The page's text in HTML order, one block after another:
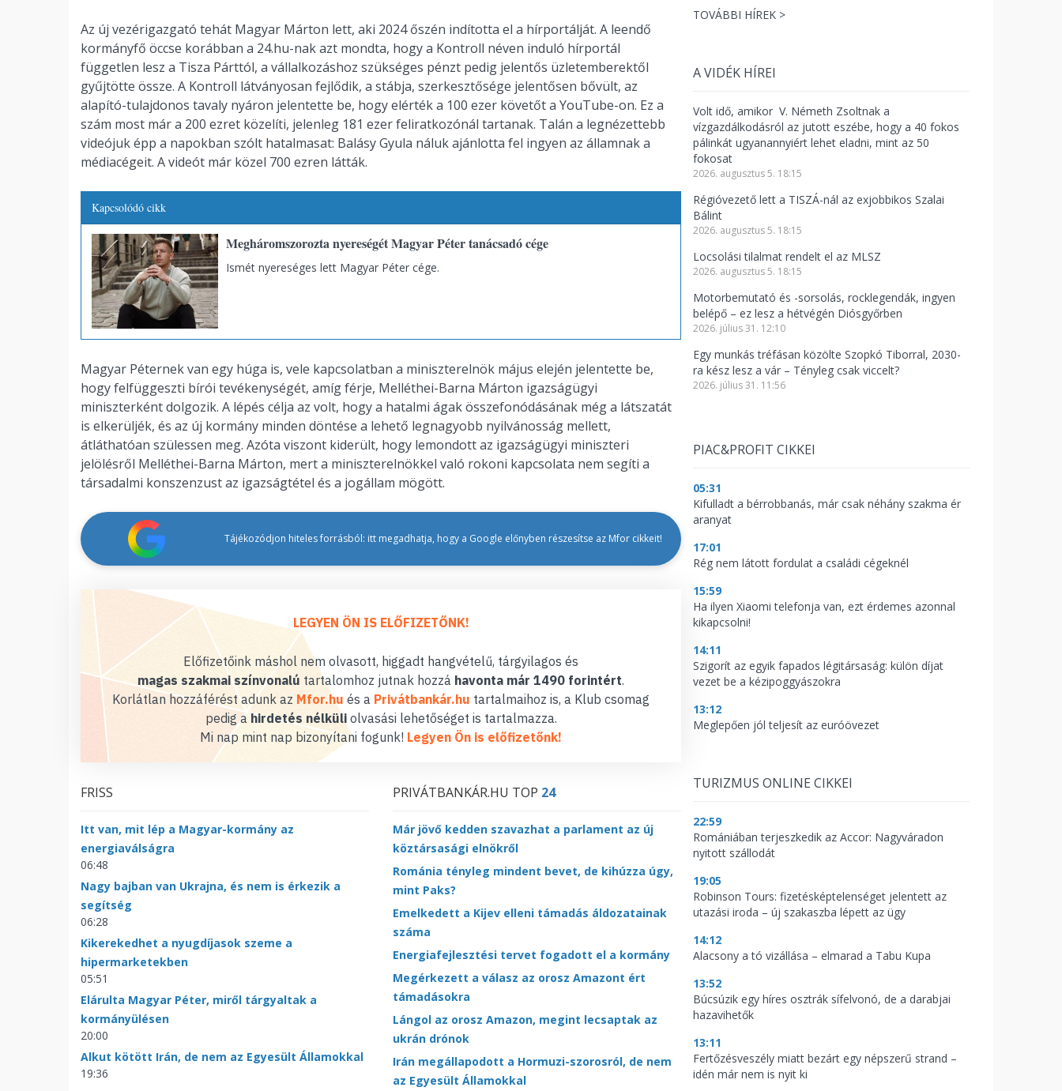
Az új vezérigazgató tehát Magyar Márton lett, aki 2024 őszén indította el a hírportálját. A leendő
kormányfő öccse korábban a 24.hu-nak azt mondta, hogy a Kontroll néven induló hírportál
független lesz a Tisza Párttól, a vállalkozáshoz szükséges pénzt pedig jelentős üzletemberektől
gyűjtötte össze. A Kontroll látványosan fejlődik, a stábja, szerkesztősége jelentősen bővült, az
alapító-tulajdonos tavaly nyáron jelentette be, hogy elérték a 100 ezer követőt a YouTube-on. Ez a
szám most már a 200 ezret közelíti, jelenleg 181 ezer feliratkozónál tartanak. Talán a legnézettebb
videójuk épp a napokban szólt hatalmasat: Balásy Gyula náluk ajánlotta fel ingyen az államnak a
médiacégeit. A videót már közel 700 ezren látták.
Kapcsolódó cikk
Megháromszorozta nyereségét Magyar Péter tanácsadó cége
Ismét nyereséges lett Magyar Péter cége.
Magyar Péternek van egy húga is, vele kapcsolatban a miniszterelnök május elején jelentette be,
hogy felfüggeszti bírói tevékenységét, amíg férje, Melléthei-Barna Márton igazságügyi
miniszterként dolgozik. A lépés célja az volt, hogy a hatalmi ágak összefonódásának még a látszatát
is elkerüljék, és az új kormány minden döntése a lehető legnagyobb nyilvánosság mellett,
átláthatóan szülessen meg. Azóta viszont kiderült, hogy lemondott az igazságügyi miniszteri
jelölésről Melléthei-Barna Márton, mert a miniszterelnökkel való rokoni kapcsolata nem segíti a
társadalmi konszenzust az igazságtétel és a jogállam mögött.
Tájékozódjon hiteles forrásból: itt megadhatja, hogy a Google előnyben részesítse az Mfor cikkeit!
LEGYEN ÖN IS ELŐFIZETŐNK!
Előfizetőink máshol nem olvasott, higgadt hangvételű, tárgyilagos és
magas szakmai színvonalú tartalomhoz jutnak hozzá havonta már 1490 forintért.
Korlátlan hozzáférést adunk az Mfor.hu és a Privátbankár.hu tartalmaihoz is, a Klub csomag
pedig ahirdetés nélküliolvasási lehetőséget is tartalmazza.
Mi nap mint nap bizonyítani fogunk! Legyen Ön is előfizetőnk!
FRISS
Itt van, mit lép a Magyar-kormány az
energiaválságra
06:48
Nagy bajban van Ukrajna, és nem is érkezik a
segítség
06:28
Kikerekedhet a nyugdíjasok szeme a
hipermarketekben
05:51
Elárulta Magyar Péter, miről tárgyaltak a
kormányülésen
20:00
Alkut kötött Irán, de nem az Egyesült Államokkal
19:36
PRIVÁTBANKÁR.HU TOP 24
Már jövő kedden szavazhat a parlament az új
köztársasági elnökről
Románia tényleg mindent bevet, de kihúzza úgy,
mint Paks?
Emelkedett a Kijev elleni támadás áldozatainak
száma
Energiafejlesztési tervet fogadott el a kormány
Megérkezett a válasz az orosz Amazont ért
támadásokra
Lángol az orosz Amazon, megint lecsaptak az
ukrán drónok
Irán megállapodott a Hormuzi-szorosról, de nem
az Egyesült Államokkal
TOVÁBBI HÍREK >
A VIDÉK HÍREI
Volt idő, amikor V. Németh Zsoltnak a
vízgazdálkodásról az jutott eszébe, hogy a 40 fokos
pálinkát ugyanannyiért lehet eladni, mint az 50
fokosat
2026. augusztus 5. 18:15
Régióvezető lett a TISZÁ-nál az exjobbikos Szalai
Bálint
2026. augusztus 5. 18:15
Locsolási tilalmat rendelt el az MLSZ
2026. augusztus 5. 18:15
Motorbemutató és -sorsolás, rocklegendák, ingyen
belépő – ez lesz a hétvégén Diósgyőrben
2026. július 31. 12:10
Egy munkás tréfásan közölte Szopkó Tiborral, 2030-
ra kész lesz a vár – Tényleg csak viccelt?
2026. július 31. 11:56
PIAC&PROFIT CIKKEI
05:31
Kifulladt a bérrobbanás, már csak néhány szakma ér
aranyat
17:01
Rég nem látott fordulat a családi cégeknél
15:59
Ha ilyen Xiaomi telefonja van, ezt érdemes azonnal
kikapcsolni!
14:11
Szigorít az egyik fapados légitársaság: külön díjat
vezet be a kézipoggyászokra
13:12
Meglepően jól teljesít az euróövezet
TURIZMUS ONLINE CIKKEI
22:59
Romániában terjeszkedik az Accor: Nagyváradon
nyitott szállodát
19:05
Robinson Tours: fizetésképtelenséget jelentett az
utazási iroda – új szakaszba lépett az ügy
14:12
Alacsony a tó vizállása – elmarad a Tabu Kupa
13:52
Búcsúzik egy híres osztrák sífelvonó, de a darabjai
hazavihetők
13:11
Fertőzésveszély miatt bezárt egy népszerű strand –
idén már nem is nyit ki